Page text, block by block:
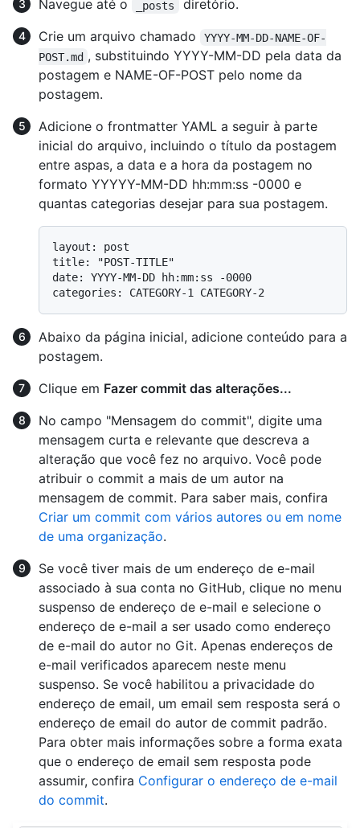
Navegue até o _posts
diretório.
Crie um arquivo chamado
YYYY-MM-DD-NAME-OF-
POST.md , substituindo YYYY-MM-DD pela data da
postagem e NAME-OF-POST pelo nome da
postagem.
Adicione o frontmatter YAML a seguir à parte
inicial do arquivo, incluindo o título da postagem
entre aspas, a data e a hora da postagem no
formato YYYYY-MM-DD hh:mm:ss -0000 e
quantas categorias desejar para sua postagem.
layout: post
title: "POST-TITLE"
date: YYYY-MM-DD hh:mm:ss -0000
Abaixo da página inicial, adicione conteúdo para a
postagem.
Clique em Fazer commit das alterações...
No campo "Mensagem do commit", digite uma
mensagem curta e relevante que descreva a
alteração que você fez no arquivo. Você pode
atribuir o commit a mais de um autor na
mensagem de commit. Para saber mais, confira
Criar um commit com vários autores ou em nome
de uma organização.
Se você tiver mais de um endereço de e-mail
associado à sua conta no GitHub, clique no menu
suspenso de endereço de e-mail e selecione o
endereço de e-mail a ser usado como endereço
de e-mail do autor no Git. Apenas endereços de
e-mail verificados aparecem neste menu
suspenso. Se você habilitou a privacidade do
endereço de email, um email sem resposta será o
endereço de email do autor de commit padrão.
Para obter mais informações sobre a forma exata
que o endereço de email sem resposta pode
assumir, confira Configurar o endereço de e-mail
do commit.